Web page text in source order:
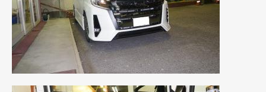
2022年8月 (1)
2022年4月 (2)
2022年1月 (3)